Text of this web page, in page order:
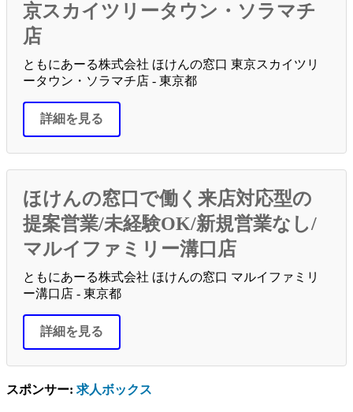
京スカイツリータウン・ソラマチ
店
ともにあーる株式会社 ほけんの窓口 東京スカイツリ
ータウン・ソラマチ店 - 東京都
詳細を見る
ほけんの窓口で働く来店対応型の
提案営業/未経験OK/新規営業なし/
マルイファミリー溝口店
ともにあーる株式会社 ほけんの窓口 マルイファミリ
ー溝口店 - 東京都
詳細を見る
スポンサー: 求人ボックス